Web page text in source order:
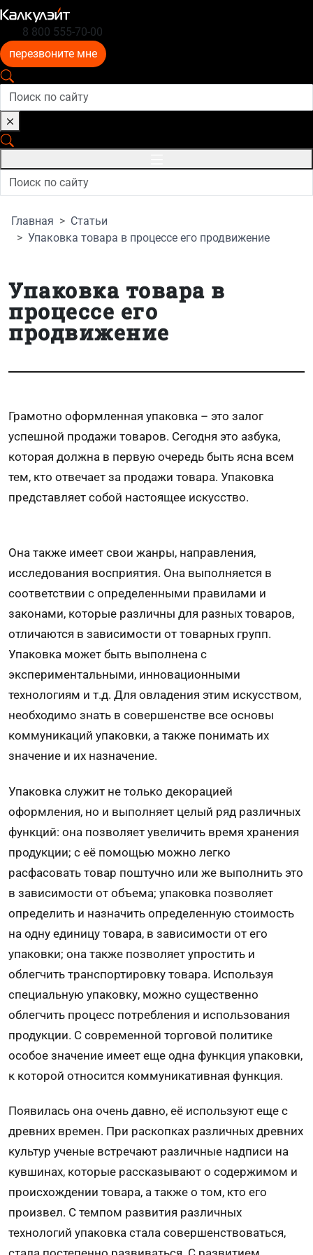
8 800 555-70-00
перезвоните мне
Главная
Статьи
Упаковка товара в процессе его продвижение
Упаковка товара в
процессе его
продвижение
Грамотно оформленная упаковка – это залог
успешной продажи товаров. Сегодня это азбука,
которая должна в первую очередь быть ясна всем
тем, кто отвечает за продажи товара. Упаковка
представляет собой настоящее искусство.
Она также имеет свои жанры, направления,
исследования восприятия. Она выполняется в
соответствии с определенными правилами и
законами, которые различны для разных товаров,
отличаются в зависимости от товарных групп.
Упаковка может быть выполнена с
экспериментальными, инновационными
технологиям и т.д. Для овладения этим искусством,
необходимо знать в совершенстве все основы
коммуникаций упаковки, а также понимать их
значение и их назначение.
Упаковка служит не только декорацией
оформления, но и выполняет целый ряд различных
функций: она позволяет увеличить время хранения
продукции; с её помощью можно легко
расфасовать товар поштучно или же выполнить это
в зависимости от объема; упаковка позволяет
определить и назначить определенную стоимость
на одну единицу товара, в зависимости от его
упаковки; она также позволяет упростить и
облегчить транспортировку товара. Используя
специальную упаковку, можно существенно
облегчить процесс потребления и использования
продукции. С современной торговой политике
особое значение имеет еще одна функция упаковки,
к которой относится коммуникативная функция.
Появилась она очень давно, её используют еще с
древних времен. При раскопках различных древних
культур ученые встречают различные надписи на
кувшинах, которые рассказывают о содержимом и
происхождении товара, а также о том, кто его
произвел. С темпом развития различных
технологий упаковка стала совершенствоваться,